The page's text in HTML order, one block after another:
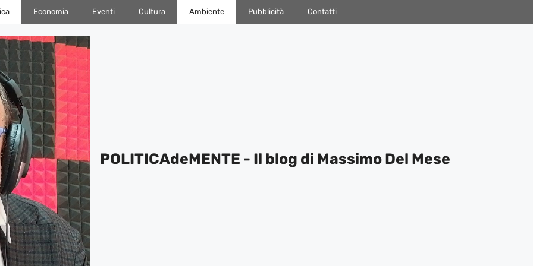
Economia Eventi Cultura Ambiente Pubblicità Contatti
POLITICAdeMENTE - Il blog di Massimo Del Mese